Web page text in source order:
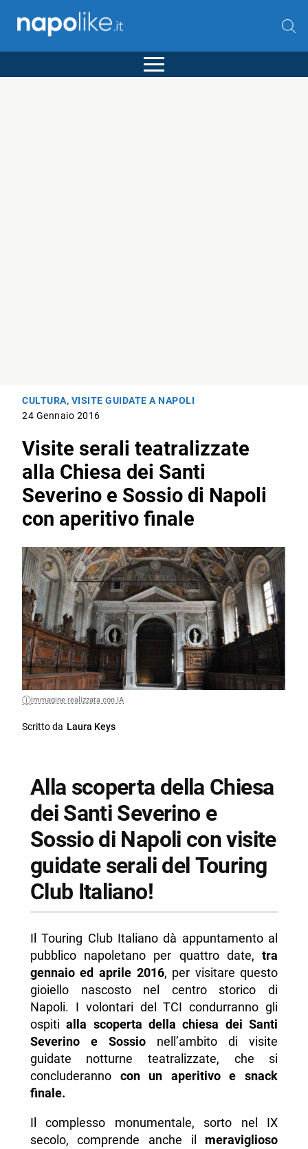
CULTURA, VISITE GUIDATE A NAPOLI
24 Gennaio 2016
Visite serali teatralizzate
alla Chiesa dei Santi
Severino e Sossio di Napoli
con aperitivo finale
Immagine realizzata con IA
Scritto da Laura Keys
Alla scoperta della Chiesa
dei Santi Severino e
Sossio di Napoli con visite
guidate serali del Touring
Club Italiano!
Il Touring Club Italiano dà appuntamento al
pubblico napoletano per quattro date, tra
gennaio ed aprile 2016, per visitare questo
gioiello nascosto nel centro storico di
Napoli. I volontari del TCI condurranno gli
ospitialla scoperta della chiesa dei Santi
Severino e Sossionell’ambito di visite
guidate notturne teatralizzate, che si
concluderanno con un aperitivo e snack
finale.
Il complesso monumentale, sorto nel IX
secolo, comprende anche il meraviglioso